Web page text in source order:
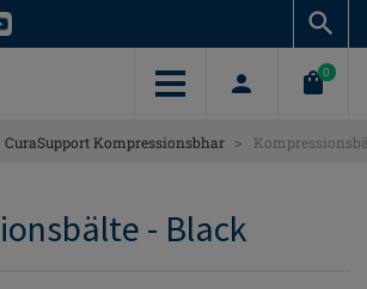
0
CuraSupport Kompressionsbhar >
- Black